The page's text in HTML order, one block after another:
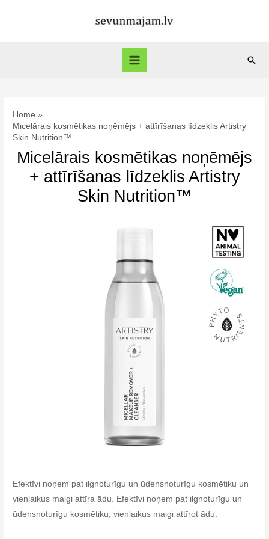
Main
Home
Micelārais kosmētikas noņēmējs + attīrīšanas līdzeklis Artistry
Skin Nutrition™
Micelārais kosmētikas noņēmējs
+ attīrīšanas līdzeklis Artistry
Skin Nutrition™
Efektīvi noņem pat ilgnoturīgu un ūdensnoturīgu kosmētiku un
vienlaikus maigi attīra ādu. Efektīvi noņem pat ilgnoturīgu un
ūdensnoturīgu kosmētiku, vienlaikus maigi attīrot ādu.